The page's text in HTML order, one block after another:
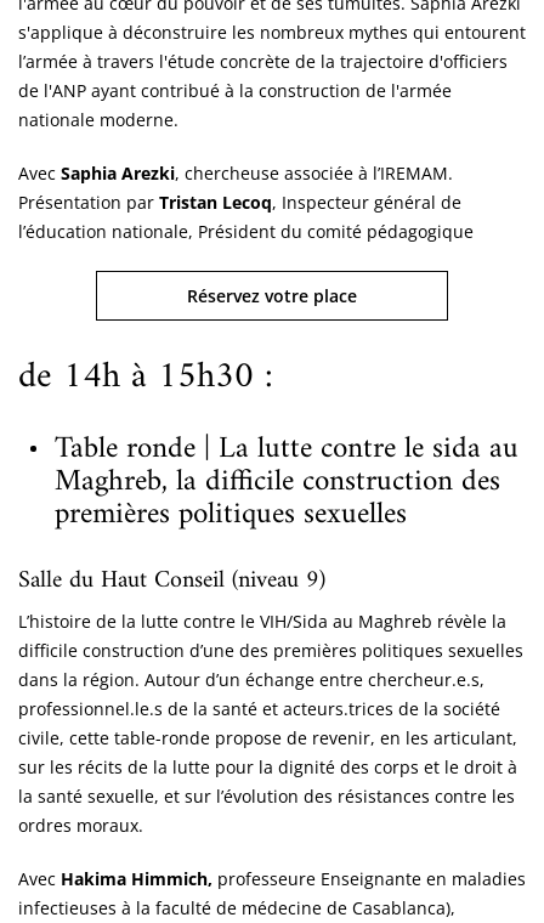
s'applique à déconstruire les nombreux mythes qui entourent
l’armée à travers l'étude concrète de la trajectoire d'officiers
de l'ANP ayant contribué à la construction de l'armée
nationale moderne.
Avec Saphia Arezki, chercheuse associée à l’IREMAM.
Présentation par Tristan Lecoq, Inspecteur général de
l’éducation nationale, Président du comité pédagogique
Réservez votre place
de 14h à 15h30 :
Table ronde | La lutte contre le sida au
Maghreb, la difficile construction des
premières politiques sexuelles
Salle du Haut Conseil (niveau 9)
L’histoire de la lutte contre le VIH/Sida au Maghreb révèle la
difficile construction d’une des premières politiques sexuelles
dans la région. Autour d’un échange entre chercheur.e.s,
professionnel.le.s de la santé et acteurs.trices de la société
civile, cette table-ronde propose de revenir, en les articulant,
sur les récits de la lutte pour la dignité des corps et le droit à
la santé sexuelle, et sur l’évolution des résistances contre les
ordres moraux.
Avec Hakima Himmich, professeure Enseignante en maladies
infectieuses à la faculté de médecine de Casablanca),